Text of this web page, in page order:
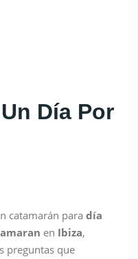
Día Por
catamarán paradía
en Ibiza,
preguntas que